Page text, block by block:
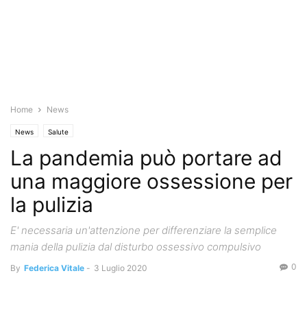
Home News
News Salute
La pandemia può portare ad
una maggiore ossessione per
la pulizia
E' necessaria un'attenzione per differenziare la semplice
mania della pulizia dal disturbo ossessivo compulsivo
By Federica Vitale - 3 Luglio 2020 0